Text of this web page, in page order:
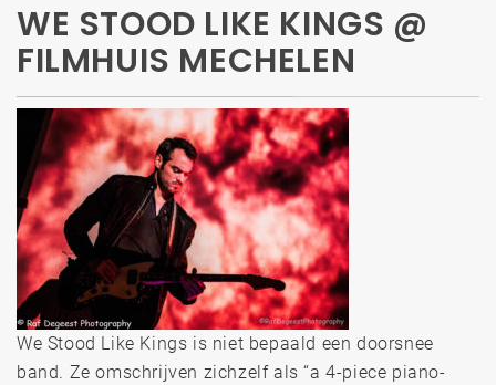
WE STOOD LIKE KINGS @
FILMHUIS MECHELEN
We Stood Like Kings is niet bepaald een doorsnee
band. Ze omschrijven zichzelf als “a 4-piece piano-